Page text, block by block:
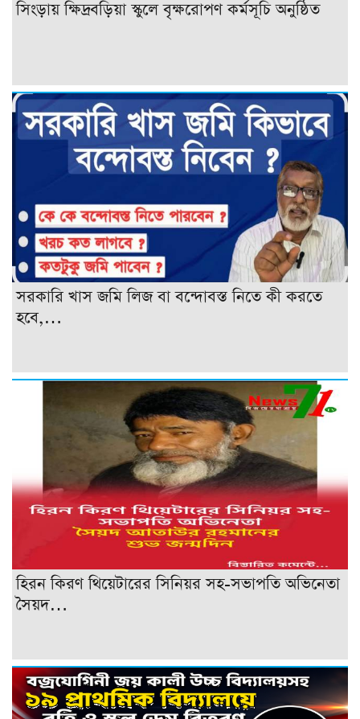
সিংড়ায় ক্ষিদ্রবড়িয়া স্কুলে বৃক্ষরোপণ কর্মসূচি অনুষ্ঠিত
সরকারি খাস জমি লিজ বা বন্দোবস্ত নিতে কী করতে
হবে,…
হিরন কিরণ থিয়েটারের সিনিয়র সহ-সভাপতি অভিনেতা
সৈয়দ…